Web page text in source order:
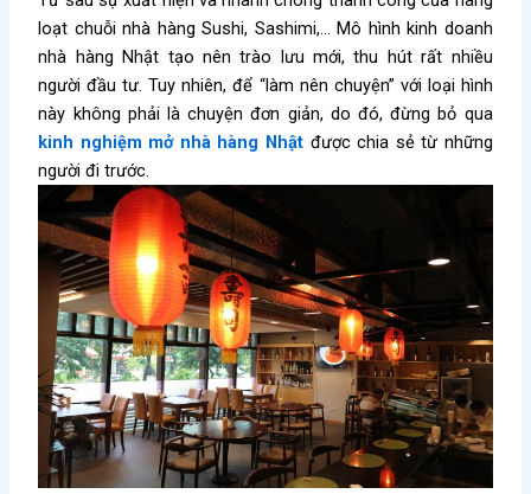
loạt chuỗi nhà hàng Sushi, Sashimi,… Mô hình kinh doanh
nhà hàng Nhật tạo nên trào lưu mới, thu hút rất nhiều
người đầu tư. Tuy nhiên, để “làm nên chuyện” với loại hình
này không phải là chuyện đơn giản, do đó, đừng bỏ qua
kinh nghiệm mở nhà hàng Nhật được chia sẻ từ những
người đi trước.